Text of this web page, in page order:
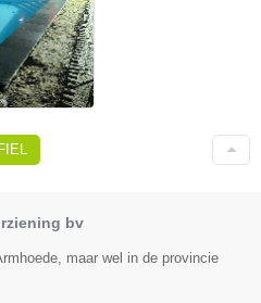
bv
maar wel in de provincie